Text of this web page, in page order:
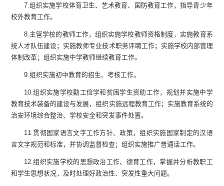
7.组织实施学校体育卫生、艺术教育、国防教育工作，指导青少年
校外教育工作。
8.主管学校的教师工作，组织实施学校教师资格制度，实施教育系
统人才队伍建设；实施教师专业技术职务评聘工作；实施学校内部管理
体制改革；组织实施中学教师继续教育工作。
9.组织实施初中教育的招生、考核工作。
10.组织实施学校勤工俭学和贫困学生资助工作，规划并实施中学
教育技术装备的建设与发展，组织实施远程教育工作；实施教育系统的
治安环境综合整治、学校安全和突发事件处置。
11.贯彻国家语言文字工作方针、政策，组织实施国家制定的汉语
言文字规范和标准，并协调监督检查；组织实施推广普通话工作。
12.组织实施学校的思想政治工作、德育工作，掌握并分析教职工
和学生思想状况，及时处理好政治性、突发性重大问题。